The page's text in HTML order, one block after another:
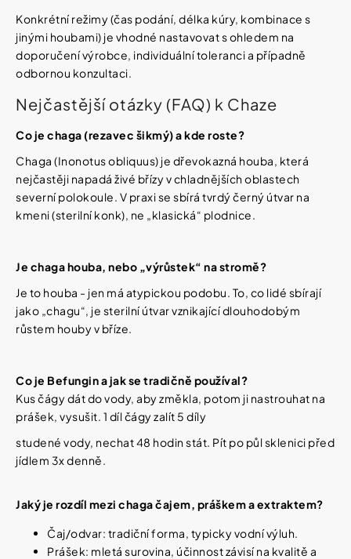
Konkrétní režimy (čas podání, délka kúry, kombinace s
jinými houbami) je vhodné nastavovat s ohledem na
doporučení výrobce, individuální toleranci a případně
odbornou konzultaci.
Nejčastější otázky (FAQ) k Chaze
Co je chaga (rezavec šikmý) a kde roste?
Chaga (Inonotus obliquus) je dřevokazná houba, která
nejčastěji napadá živé břízy v chladnějších oblastech
severní polokoule. V praxi se sbírá tvrdý černý útvar na
kmeni (sterilní konk), ne „klasická“ plodnice.
Je chaga houba, nebo „výrůstek“ na stromě?
Je to houba - jen má atypickou podobu. To, co lidé sbírají
jako „chagu“, je sterilní útvar vznikající dlouhodobým
růstem houby v bříze.
Co je Befungin a jak se tradičně používal?
Kus čágy dát do vody, aby změkla, potom ji nastrouhat na
prášek, vysušit. 1 díl čágy zalít 5 díly
studené vody, nechat 48 hodin stát. Pít po půl sklenici před
jídlem 3x denně.
Jaký je rozdíl mezi chaga čajem, práškem a extraktem?
Čaj/odvar: tradiční forma, typicky vodní výluh.
Prášek: mletá surovina, účinnost závisí na kvalitě a